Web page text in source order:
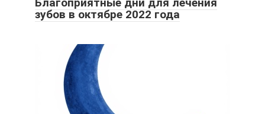
Благоприятные дни для лечения
зубов в октябре 2022 года